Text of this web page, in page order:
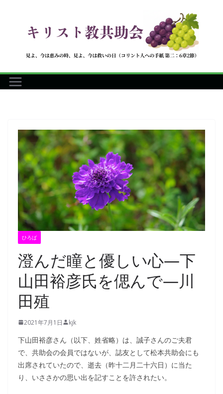
へ
ス
ひろば
澄んだ瞳と優しい心―下
山田裕彦氏を偲んで―川
田殖
2021年7月1日 kjk
下山田裕彦さん（以下、姓省略）は、誠子さんのご夫君
で、共助会の会員ではないが、誌友として松本共助会にも
出席されていたので、逝去（昨十二月二十六日）に当た
り、いささかの思い出を記すことを許されたい。